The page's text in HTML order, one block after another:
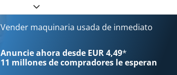
Vender maquinaria usada de inmediato
Anuncie ahora desde EUR 4,49*
11 millones de compradores le esperan